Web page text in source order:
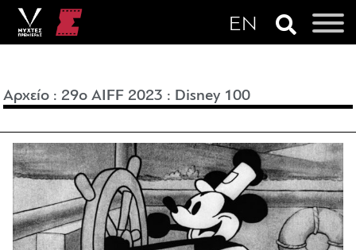
Αρχείο :29o AIFF 2023 : Disney 100